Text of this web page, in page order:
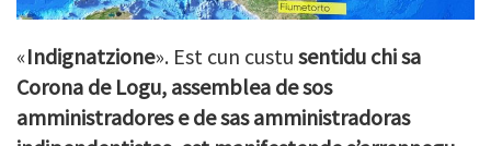
«Indignatzione». Est cun custu sentidu chi sa
Corona de Logu, assemblea de sos
amministradores e de sas amministradoras